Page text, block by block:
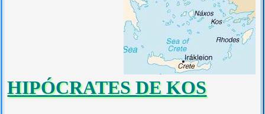
HIPÓCRATES DE KOS